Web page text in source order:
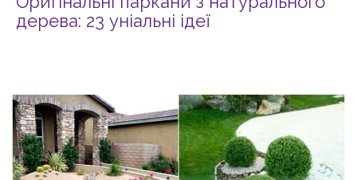
дерева: 23 уніальні ідеї